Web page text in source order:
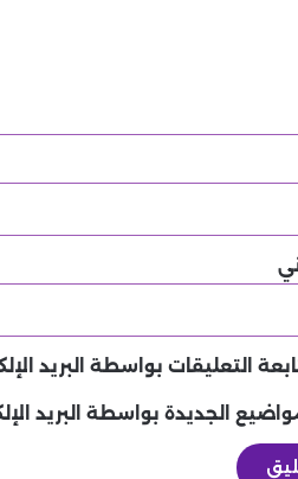
التعليقات بواسطة البريد
الجديدة بواسطة البريد